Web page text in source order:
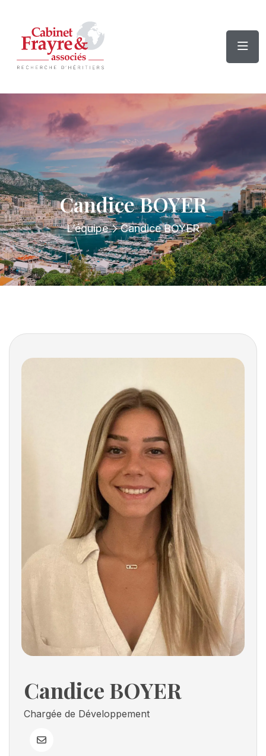
Candice BOYER
L’équipe Candice BOYER
Candice BOYER
Chargée de Développement